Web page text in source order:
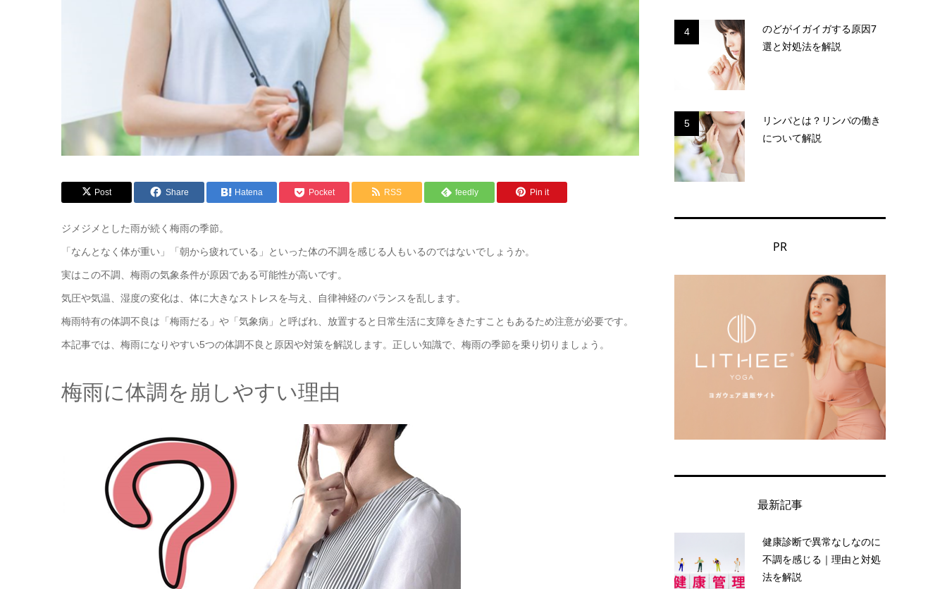
Post Share Hatena Pocket RSS feedly Pin it
ジメジメとした雨が続く梅雨の季節。
「なんとなく体が重い」「朝から疲れている」といった体の不調を感じる人もいるのではないでしょうか。
実はこの不調、梅雨の気象条件が原因である可能性が高いです。
気圧や気温、湿度の変化は、体に大きなストレスを与え、自律神経のバランスを乱します。
梅雨特有の体調不良は「梅雨だる」や「気象病」と呼ばれ、放置すると日常生活に支障をきたすこともあるため注意が必要です。
本記事では、梅雨になりやすい5つの体調不良と原因や対策を解説します。正しい知識で、梅雨の季節を乗り切りましょう。
梅雨に体調を崩しやすい理由
4
のどがイガイガする原因7
選と対処法を解説
5
リンパとは？リンパの働き
について解説
PR
最新記事
健康診断で異常なしなのに
不調を感じる｜理由と対処
法を解説